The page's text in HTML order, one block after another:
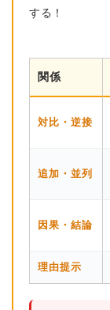
する！
関係
対比・逆接
追加・並列
因果・結論
理由提示